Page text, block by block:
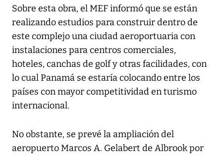
Sobre esta obra, el MEF informó que se están
realizando estudios para construir dentro de
este complejo una ciudad aeroportuaria con
instalaciones para centros comerciales,
hoteles, canchas de golf y otras facilidades, con
lo cual Panamá se estaría colocando entre los
países con mayor competitividad en turismo
internacional.
No obstante, se prevé la ampliación del
aeropuerto Marcos A. Gelabert de Albrook por